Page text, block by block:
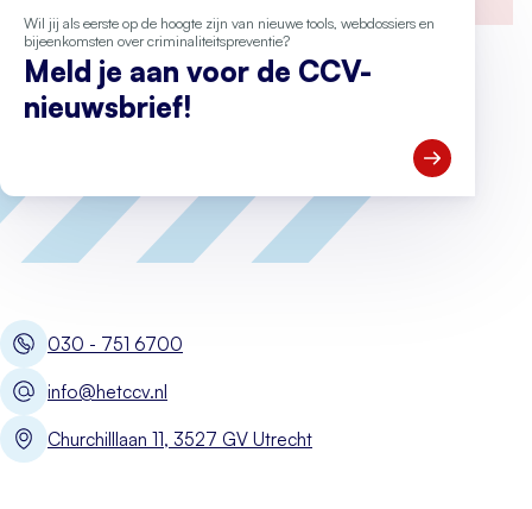
Wil jij als eerste op de hoogte zijn van nieuwe tools, webdossiers en
bijeenkomsten over criminaliteitspreventie?
Meld je aan voor de CCV-
nieuwsbrief!
Open Meld
030 - 751 6700
info@hetccv.nl
Churchilllaan 11, 3527 GV Utrecht